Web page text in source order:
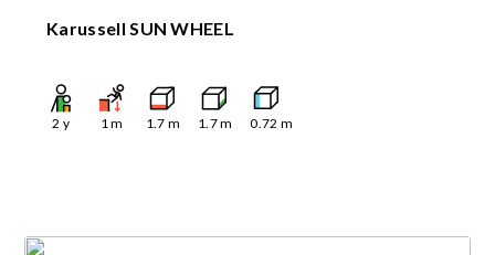
Karussell SUN WHEEL
2 y 1m 1.7 m 1.7m 0.72 m